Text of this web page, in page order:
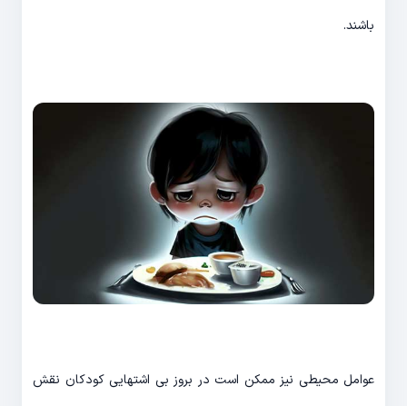
باشند.
عوامل محیطی نیز ممکن است در بروز بی اشتهایی کودکان نقش